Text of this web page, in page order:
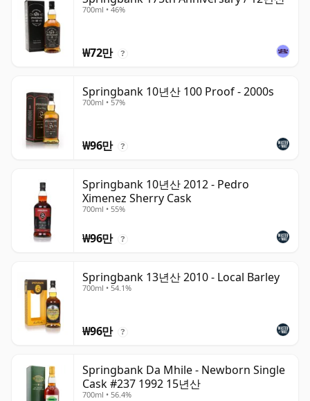
700ml • 46%
₩72만 ?
Springbank 10년산 100 Proof - 2000s
700ml • 57%
₩96만 ?
Springbank 10년산 2012 - Pedro
Ximenez Sherry Cask
700ml • 55%
₩96만 ?
Springbank 13년산 2010 - Local Barley
700ml • 54.1%
₩96만 ?
Springbank Da Mhile - Newborn Single
Cask #237 1992 15년산
700ml • 56.4%